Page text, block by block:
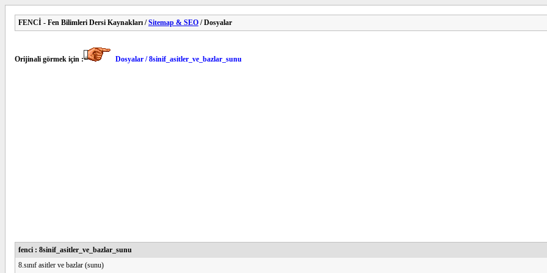
FENCİ - Fen Bilimleri Dersi Kaynakları /Sitemap & SEO / Dosyalar
Orijinali görmek için : Dosyalar / 8sinif_asitler_ve_bazlar_sunu
fenci : 8sinif_asitler_ve_bazlar_sunu
8.sınıf asitler ve bazlar (sunu)